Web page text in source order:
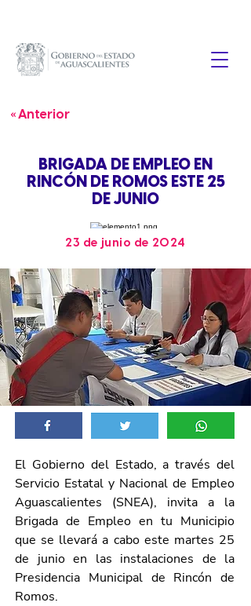
« Anterior
BRIGADA DE EMPLEO EN
RINCÓN DE ROMOS ESTE 25
DE JUNIO
23 de junio de 2024
El Gobierno del Estado, a través del
Servicio Estatal y Nacional de Empleo
Aguascalientes (SNEA), invita a la
Brigada de Empleo en tu Municipio
que se llevará a cabo este martes 25
de junio en las instalaciones de la
Presidencia Municipal de Rincón de
Romos.